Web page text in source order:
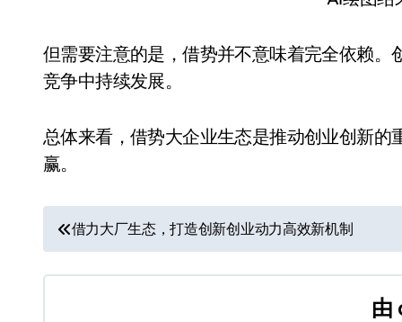
但需要注意的是，借势并不意味着完全依赖
竞争中持续发展。
总体来看，借势大企业生态是推动创业创新
赢。
文
章
借力大厂生态，打造创新创业动力高效新机制
由